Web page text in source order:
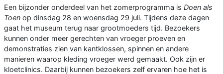
Een bijzonder onderdeel van het zomerprogramma is Doen als
Toen op dinsdag 28 en woensdag 29 juli. Tijdens deze dagen
gaat het museum terug naar grootmoeders tijd. Bezoekers
kunnen onder meer gerechten van vroeger proeven en
demonstraties zien van kantklossen, spinnen en andere
manieren waarop kleding vroeger werd gemaakt. Ook zijn er
kloetclinics. Daarbij kunnen bezoekers zelf ervaren hoe het is